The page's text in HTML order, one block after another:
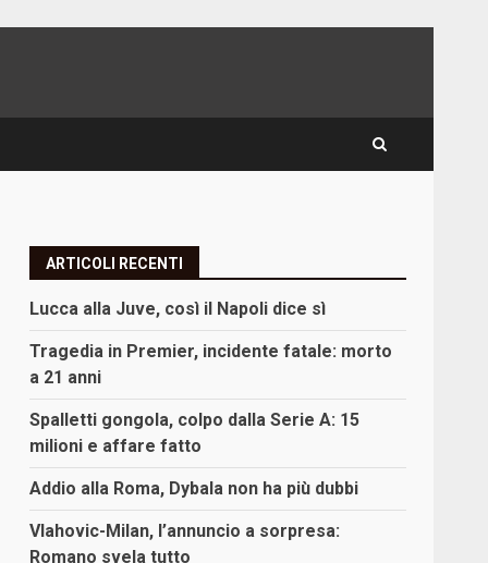
ARTICOLI RECENTI
Lucca alla Juve, così il Napoli dice sì
Tragedia in Premier, incidente fatale: morto
a 21 anni
Spalletti gongola, colpo dalla Serie A: 15
milioni e affare fatto
Addio alla Roma, Dybala non ha più dubbi
Vlahovic-Milan, l’annuncio a sorpresa:
Romano svela tutto